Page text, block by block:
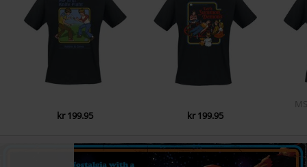
kr 199.95 kr 199.95